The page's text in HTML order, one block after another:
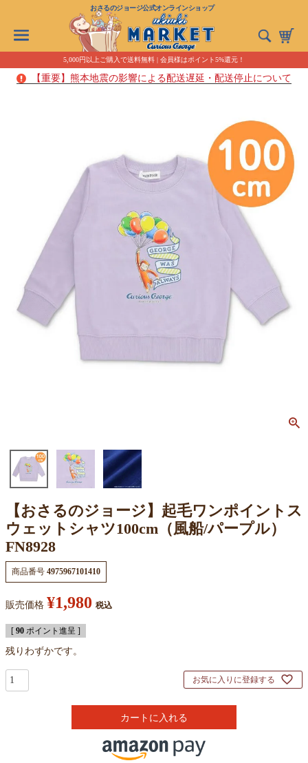
おさるのジョージ公式オンラインショップ
5,000円以上ご購入で送料無料 | 会員様はポイント5%還元！
【重要】熊本地震の影響による配送遅延・配送停止について
【おさるのジョージ】起毛ワンポイントス
ウェットシャツ100cm（風船/パープル）
FN8928
商品番号 4975967101410
販売価格 ¥1,980 税込
[ 90 ポイント進呈 ]
残りわずかです。
お気に入りに登録する
カートに入れる